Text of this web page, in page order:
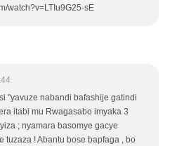
watch?v=LTIu9G25-sE
"yavuze nabandi bafashije gatindi
itabi mu Rwagasabo imyaka 3
; nyamara basomye gacye
tuzaza ! Abantu bose bapfaga , bo